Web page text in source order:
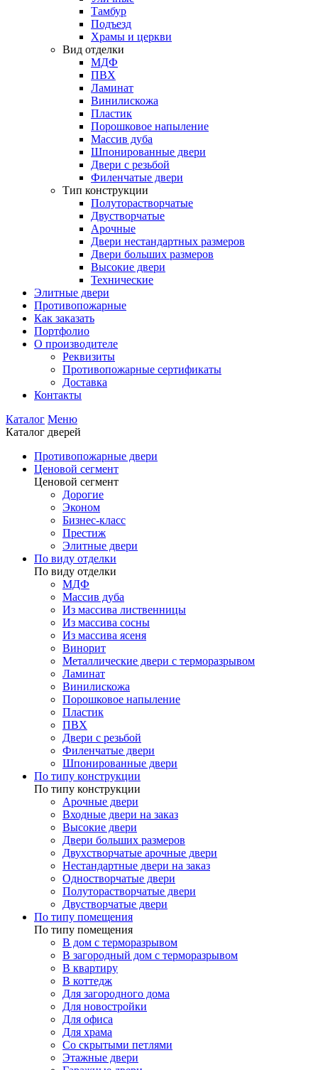
Тамбур
Подъезд
Храмы и церкви
Вид отделки
МДФ
ПВХ
Ламинат
Винилискожа
Пластик
Порошковое напыление
Массив дуба
Шпонированные двери
Двери с резьбой
Филенчатые двери
Тип конструкции
Полуторастворчатые
Двустворчатые
Арочные
Двери нестандартных размеров
Двери больших размеров
Высокие двери
Технические
Элитные двери
Противопожарные
Как заказать
Портфолио
О производителе
Реквизиты
Противопожарные сертификаты
Доставка
Контакты
Каталог Меню
Каталог дверей
Противопожарные двери
Ценовой сегмент
Ценовой сегмент
Дорогие
Эконом
Бизнес-класс
Престиж
Элитные двери
По виду отделки
По виду отделки
МДФ
Массив дуба
Из массива лиственницы
Из массива сосны
Из массива ясеня
Винорит
Металлические двери с терморазрывом
Ламинат
Винилискожа
Порошковое напыление
Пластик
ПВХ
Двери с резьбой
Филенчатые двери
Шпонированные двери
По типу конструкции
По типу конструкции
Арочные двери
Входные двери на заказ
Высокие двери
Двери больших размеров
Двухстворчатые арочные двери
Нестандартные двери на заказ
Одностворчатые двери
Полуторастворчатые двери
Двустворчатые двери
По типу помещения
По типу помещения
В дом с терморазрывом
В загородный дом с терморазрывом
В квартиру
В коттедж
Для загородного дома
Для новостройки
Для офиса
Для храма
Со скрытыми петлями
Этажные двери